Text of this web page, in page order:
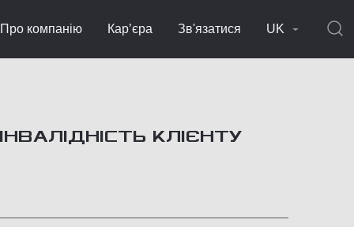
Про компанію Кар’єра Зв'язатися UK
КЛІЄНТУ